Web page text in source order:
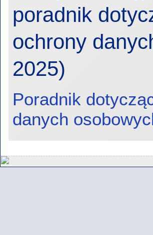
poradnik
ochrony
2025)
Poradnik
danych